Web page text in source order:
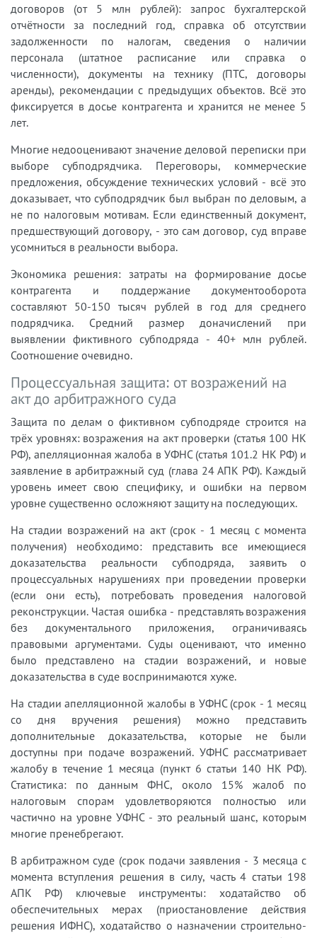
договоров (от 5 млн рублей): запрос бухгалтерской
отчётности за последний год, справка об отсутствии
задолженности по налогам, сведения о наличии
персонала (штатное расписание или справка о
численности), документы на технику (ПТС, договоры
аренды), рекомендации с предыдущих объектов. Всё это
фиксируется в досье контрагента и хранится не менее 5
лет.
Многие недооценивают значение деловой переписки при
выборе субподрядчика. Переговоры, коммерческие
предложения, обсуждение технических условий - всё это
доказывает, что субподрядчик был выбран по деловым, а
не по налоговым мотивам. Если единственный документ,
предшествующий договору, - это сам договор, суд вправе
усомниться в реальности выбора.
Экономика решения: затраты на формирование досье
контрагента и поддержание документооборота
составляют 50-150 тысяч рублей в год для среднего
подрядчика. Средний размер доначислений при
выявлении фиктивного субподряда - 40+ млн рублей.
Соотношение очевидно.
Процессуальная защита: от возражений на
акт до арбитражного суда
Защита по делам о фиктивном субподряде строится на
трёх уровнях: возражения на акт проверки (статья 100 НК
РФ), апелляционная жалоба в УФНС (статья 101.2 НК РФ) и
заявление в арбитражный суд (глава 24 АПК РФ). Каждый
уровень имеет свою специфику, и ошибки на первом
уровне существенно осложняют защиту на последующих.
На стадии возражений на акт (срок - 1 месяц с момента
получения) необходимо: представить все имеющиеся
доказательства реальности субподряда, заявить о
процессуальных нарушениях при проведении проверки
(если они есть), потребовать проведения налоговой
реконструкции. Частая ошибка - представлять возражения
без документального приложения, ограничиваясь
правовыми аргументами. Суды оценивают, что именно
было представлено на стадии возражений, и новые
доказательства в суде воспринимаются хуже.
На стадии апелляционной жалобы в УФНС (срок - 1 месяц
со дня вручения решения) можно представить
дополнительные доказательства, которые не были
доступны при подаче возражений. УФНС рассматривает
жалобу в течение 1 месяца (пункт 6 статьи 140 НК РФ).
Статистика: по данным ФНС, около 15% жалоб по
налоговым спорам удовлетворяются полностью или
частично на уровне УФНС - это реальный шанс, которым
многие пренебрегают.
В арбитражном суде (срок подачи заявления - 3 месяца с
момента вступления решения в силу, часть 4 статьи 198
АПК РФ) ключевые инструменты: ходатайство об
обеспечительных мерах (приостановление действия
решения ИФНС), ходатайство о назначении строительно-